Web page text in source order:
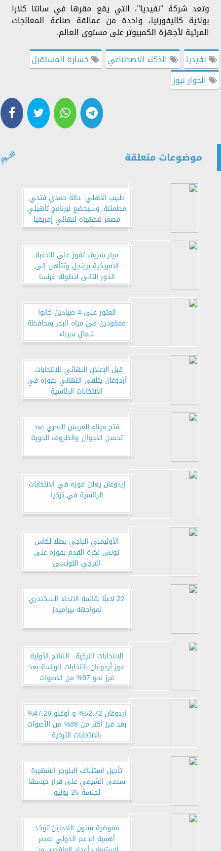
وتعد شركة "نفيديا"، التي يقع مقرها في سانتا كلارا
بولاية كاليفورنيا، واحدة من عمالقة صناعة المعالجات
المرئية لأجهزة الكمبيوتر على مستوى العالم.
نفيديا
الذكاء الاصطناعي
خسارة المستقبل
الحوار نيوز
موضوعات متعلقة
طبيب الأهلي: حالة حمدي فتحي
مطمئنة..وسيخضع لبرنامج تأهيلي
مصغر لتجهيزه لنهائي إفريقيا
أمام الوداد
ميار شريف تفوز على اللاعبة
الأمريكية برينجل وتتأهل إلى
الدور الثانى لبطولة فرنسا
المفتوحة للتنس
العثور على 4 صيادين كانوا
مفقودين في مياه البحر بمحافظة
شمال سيناء
قبل الإعلان النهائي للانتخابات..
أردوغان يتلقى التهاني بفوزه في
الانتخابات الرئاسية
فتح ميناء العريش البحري بعد
تحسن الأحوال والظروف الجوية
إردوغان يعلن فوزه في الانتخابات
الرئاسية في تركيا
الأوليمبي الباجي بطلا لكأس
تونس لكرة القدم بفوزه على
الترجي التونسي
22 لاعبًا بقائمة الاتحاد السكندري
لمواجهة بيراميدز
الانتخابات التركية.. النتائج الأولية
فوز أردوغان بانتخابات الرئاسة بعد
فرز نحو 97% من الأصوات
أردوغان 52.72% و أوغلو 47.28%
بعد فرز أكثر من 89% من الأصوات
بالانتخابات التركية
تأجيل استئناف البلوجر الشهيرة
سلمى الشيمي على قرار حبسها
لجلسة 25 يونيو
مفوضية شئون اللاجئين تؤكد
أهمية الدعم الدولي لمصر